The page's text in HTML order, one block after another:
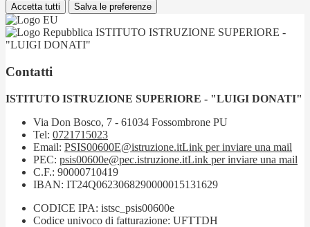
Accetta tutti Salva le preferenze
ISTITUTO ISTRUZIONE SUPERIORE -
"LUIGI DONATI"
Contatti
ISTITUTO ISTRUZIONE SUPERIORE - "LUIGI DONATI"
Via Don Bosco, 7 - 61034 Fossombrone PU
Tel: 0721715023
Email: PSIS00600E@istruzione.itLink per inviare una mail
PEC: psis00600e@pec.istruzione.itLink per inviare una mail
C.F.: 90000710419
IBAN: IT24Q0623068290000015131629
CODICE IPA: istsc_psis00600e
Codice univoco di fatturazione: UFTTDH